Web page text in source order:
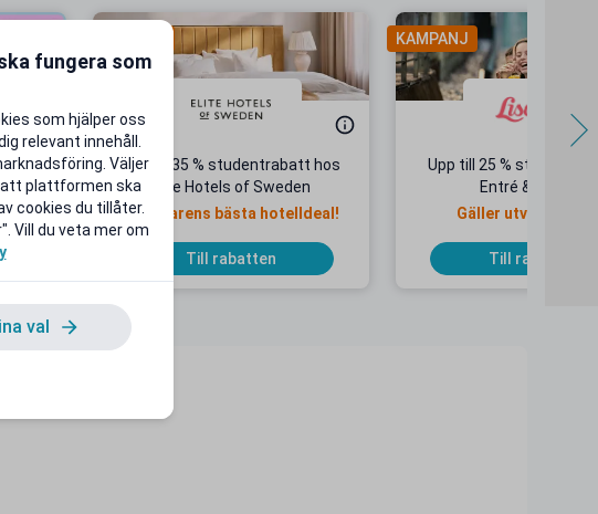
på
Upp till 35 % studentrabatt hos
Elite Hotels of Sweden
Sommarens bästa hotelldeal!
Till rabatten
KAMPANJ
Upp till 25 %
Entré & Åkpass
Gäller utvalda
Till rabatten
fungera som
som hjälper oss
relevant innehåll.
Väljer
att plattformen ska
cookies du tillåter.
Vill du veta mer om
val